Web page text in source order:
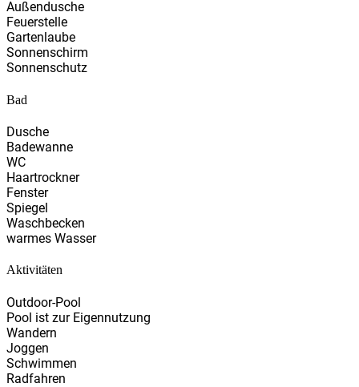
Außendusche
Feuerstelle
Gartenlaube
Sonnenschirm
Sonnenschutz
Bad
Dusche
Badewanne
WC
Haartrockner
Fenster
Spiegel
Waschbecken
warmes Wasser
Aktivitäten
Outdoor-Pool
Pool ist zur Eigennutzung
Wandern
Joggen
Schwimmen
Radfahren